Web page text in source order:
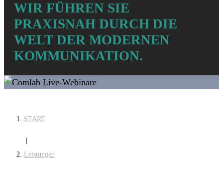
WIR FÜHREN SIE
PRAXISNAH DURCH DIE
WELT DER MODERNEN
KOMMUNIKATION.
START
Leistungen